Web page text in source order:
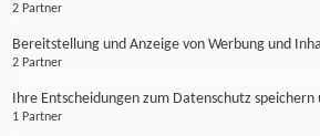
2 Partner
Bereitstellung und Anzeige von Werbung und
2 Partner
Ihre Entscheidungen zum Datenschutz
1 Partner